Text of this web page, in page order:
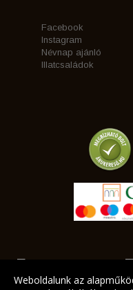
Facebook
Instagram
Névnap ajánló
Illatcsaládok
Weboldalunk az